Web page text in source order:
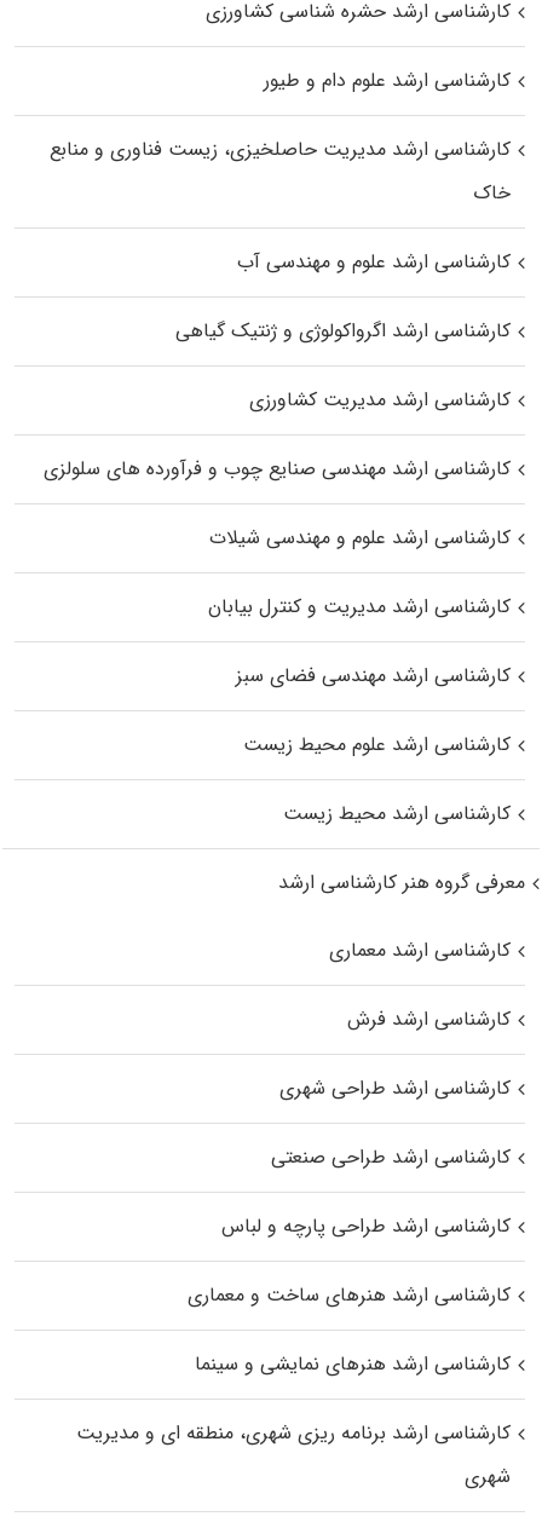
کارشناسی ارشد حشره‌ شناسی کشاورزی
کارشناسی ارشد علوم دام و طیور
کارشناسی ارشد مدیریت حاصلخیزی، زیست فناوری و منابع
خاک
کارشناسی ارشد علوم و مهندسی آب
کارشناسی ارشد اگرواکولوژی و ژنتیک گیاهی
کارشناسی ارشد مدیریت کشاورزی
کارشناسی ارشد مهندسی صنایع چوب و فرآورده‌ های سلولزی
کارشناسی ارشد علوم و مهندسی شیلات
کارشناسی ارشد مدیریت و کنترل بیابان
کارشناسی ارشد مهندسی فضای سبز
کارشناسی ارشد علوم محیط‌ زیست
کارشناسی ارشد محیط زیست
معرفی گروه هنر کارشناسی ارشد
کارشناسی ارشد معماری
کارشناسی ارشد فرش
کارشناسی ارشد طراحی شهری
کارشناسی ارشد طراحی صنعتی
کارشناسی ارشد طراحی پارچه و لباس
کارشناسی ارشد هنرهای ساخت و معماری
کارشناسی ارشد هنرهای نمایشی و سینما
کارشناسی ارشد برنامه ریزی شهری، منطقه‌ ای و مدیریت
شهری